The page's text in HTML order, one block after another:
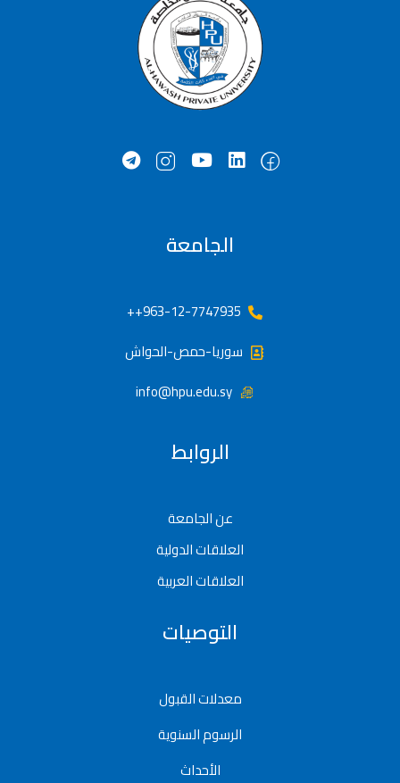
الجامعة
963-12-7747935++
سوريا-حمص-الحواش
info@hpu.edu.sy
الروابط
عن الجامعة
العلاقات الدولية
العلاقات العربية
التوصيات
معدلات القبول
الرسوم السنوية
الأحداث